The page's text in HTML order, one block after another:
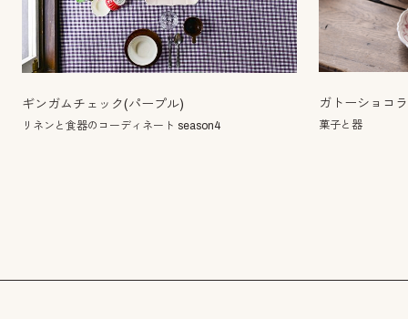
ギンガムチェック(パープル)
リネンと食器のコーディネート season4
ガトーショコラ
菓子と器